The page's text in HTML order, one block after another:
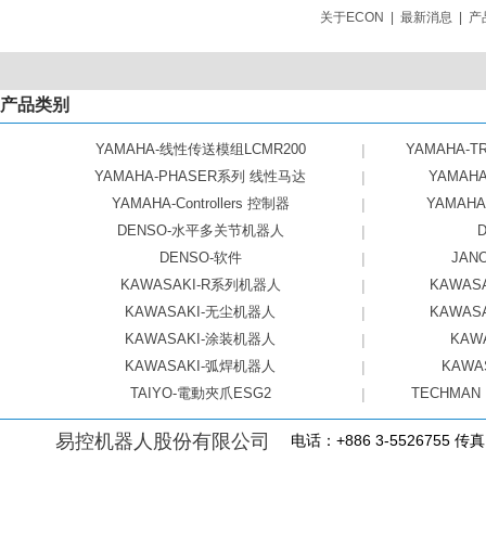
关于ECON 最新消息 产
产品类别
YAMAHA-线性传送模组LCMR200 |
YAMAHA-
YAMAHA-PHASER系列 线性马达
|
YAMAHA-Controllers 控制器
|
DENSO-水平多关节机器人
|
DENSO-软件
|
KAWASAKI-R系列机器人
|
KAWASAKI-无尘机器人
|
KAWASAKI-涂装机器人
|
KAWASAKI-弧焊机器人
|
TAIYO-電動夾爪ESG2
| TECHMAN
易控机器人股份有限公司 电话：+886 3-5526755 传